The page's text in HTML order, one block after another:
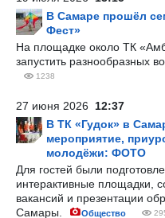
В Самаре прошёл
Фест»
На площадке около ТК
запустить разнообразных
1238
27 июня 2026 12:37
В ТК «Гудок» в
мероприятие,
молодёжи: ФОТО
Для гостей были
интерактивные площадки,
вакансий и презентации
Самары.
Общество